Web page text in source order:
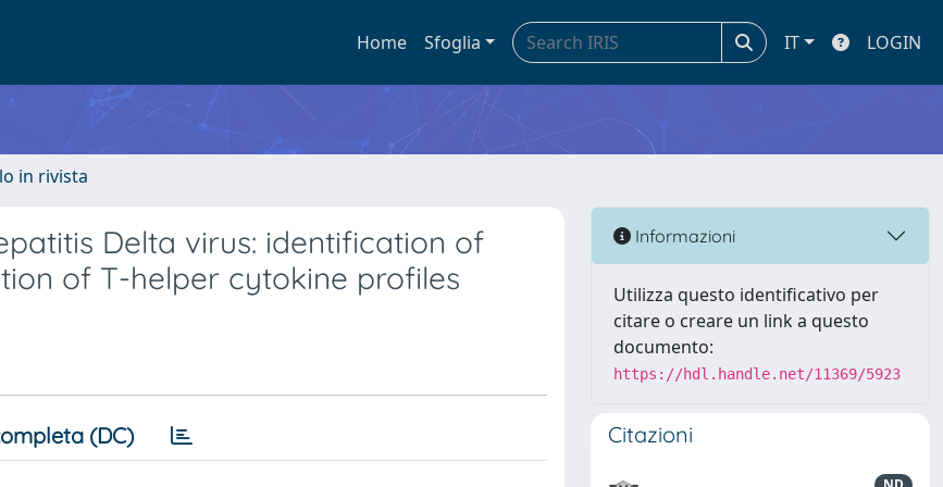
Home Sfoglia IT LOGIN
in rivista
Delta virus: identification of
of T-helper cytokine profiles
(DC)
Informazioni
Utilizza questo identificativo per
citare o creare un link a questo
documento:
https://hdl.handle.net/11369/5923
Citazioni